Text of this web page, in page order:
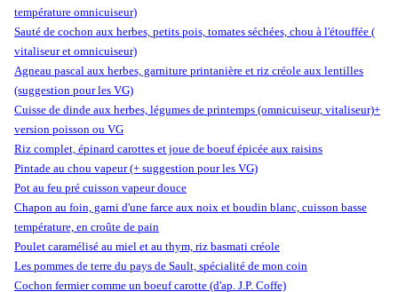
température omnicuiseur)
Sauté de cochon aux herbes, petits pois, tomates séchées, chou à l'étouffée (
vitaliseur et omnicuiseur)
Agneau pascal aux herbes, garniture printanière et riz créole aux lentilles
(suggestion pour les VG)
Cuisse de dinde aux herbes, légumes de printemps (omnicuiseur, vitaliseur)+
version poisson ou VG
Riz complet, épinard carottes et joue de boeuf épicée aux raisins
Pintade au chou vapeur (+ suggestion pour les VG)
Pot au feu pré cuisson vapeur douce
Chapon au foin, garni d'une farce aux noix et boudin blanc, cuisson basse
température, en croûte de pain
Poulet caramélisé au miel et au thym, riz basmati créole
Les pommes de terre du pays de Sault, spécialité de mon coin
Cochon fermier comme un boeuf carotte (d'ap. J.P. Coffe)